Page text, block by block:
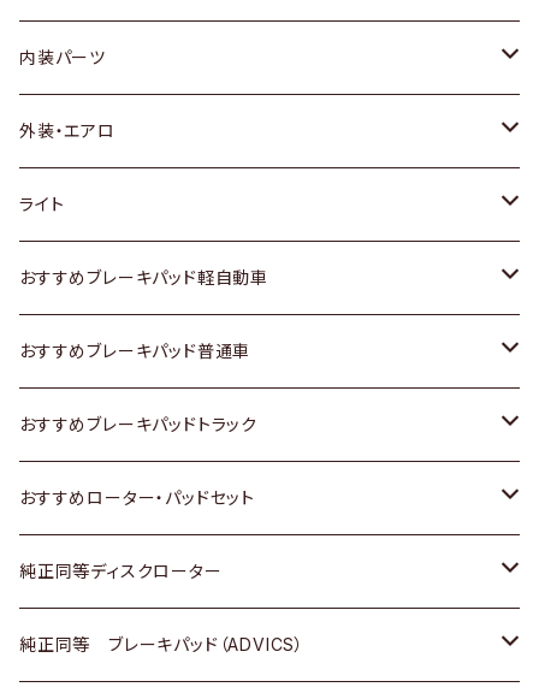
内装パーツ
トヨタ
ホンダ
スズキ
日産
いすゞ
ダイハツ
マツダ
三菱
外装・エアロ
トヨタ
ホンダ
スズキ
日産
いすゞ
ダイハツ
マツダ
ライト
トヨタ
スズキ
日産
いすゞ
ダイハツ
三菱
おすすめブレーキパッド軽自動車
トヨタ
ホンダ
スズキ
日産
ダイハツ
おすすめブレーキパッド普通車
トヨタ
ホンダ
スズキ
日産
おすすめブレーキパッドトラック
トヨタ
日産
いすゞ
おすすめローター・パッドセット
トヨタ
ホンダ
純正同等ディスクローター
トヨタ
純正同等 ブレーキパッド（ADVICS）